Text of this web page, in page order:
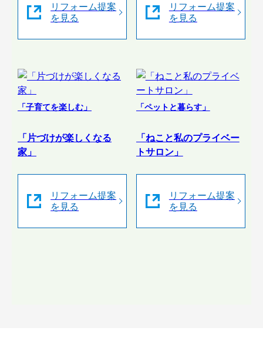
リフォーム提案
を見る
リフォーム提案
を見る
「子育てを楽しむ」
「片づけが楽しくなる
家」
リフォーム提案
を見る
「ペットと暮らす」
「ねこと私のプライベー
トサロン」
リフォーム提案
を見る